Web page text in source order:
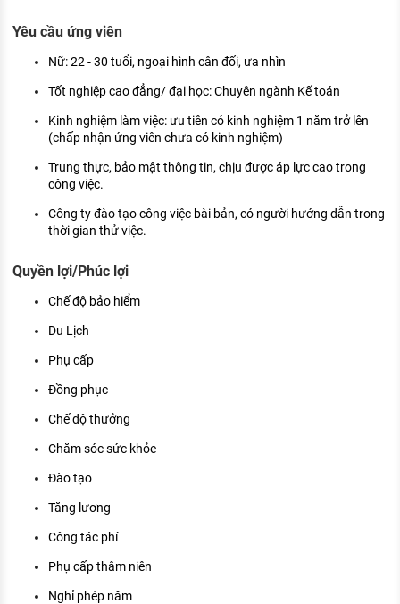
Yêu cầu ứng viên
Nữ: 22 - 30 tuổi, ngoại hình cân đối, ưa nhìn
Tốt nghiệp cao đẳng/ đại học: Chuyên ngành Kế toán
Kinh nghiệm làm việc: ưu tiên có kinh nghiệm 1 năm trở lên
(chấp nhận ứng viên chưa có kinh nghiệm)
Trung thực, bảo mật thông tin, chịu được áp lực cao trong
công việc.
Công ty đào tạo công việc bài bản, có người hướng dẫn trong
thời gian thử việc.
Quyền lợi/Phúc lợi
Chế độ bảo hiểm
Du Lịch
Phụ cấp
Đồng phục
Chế độ thưởng
Chăm sóc sức khỏe
Đào tạo
Tăng lương
Công tác phí
Phụ cấp thâm niên
Nghỉ phép năm